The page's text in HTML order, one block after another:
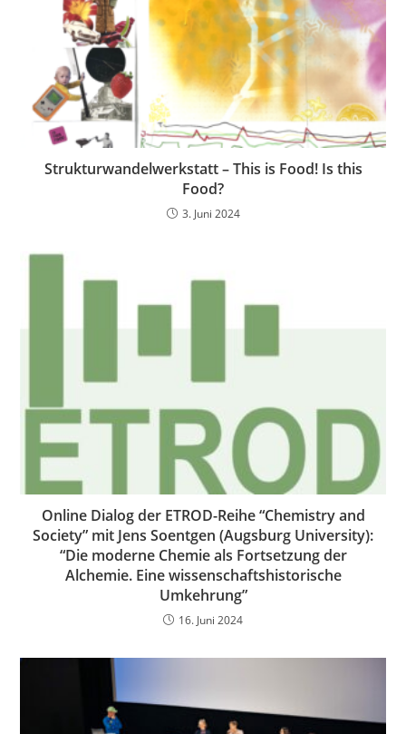
Strukturwandelwerkstatt – This is Food! Is this
Food?
3. Juni 2024
Online Dialog der ETROD-Reihe “Chemistry and
Society” mit Jens Soentgen (Augsburg University):
“Die moderne Chemie als Fortsetzung der
Alchemie. Eine wissenschaftshistorische
Umkehrung”
16. Juni 2024